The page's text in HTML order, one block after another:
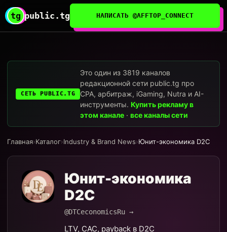
tg public.tg НАПИСАТЬ @AFFTOP_CONNECT
СЕТЬ PUBLIC.TG
Это один из 3819 каналов
редакционной сети public.tg про
CPA, арбитраж, iGaming, Nutra и AI-
инструменты.Купить рекламу в
этом канале ·все каналы сети
Главная›Каталог›Industry & Brand News›Юнит-экономика D2C
Юнит-экономика
D2C
@DTCeconomicsRu →
LTV, CAC, payback в D2C